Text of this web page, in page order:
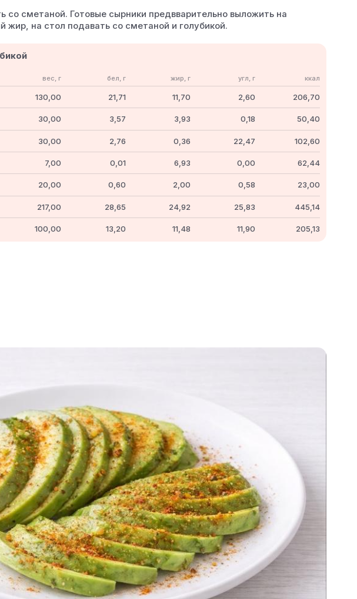
со сметаной. Готовые сырники предвварительно выложить на
жир, на стол подавать со сметаной и голубикой.
вес, г бел, г жир, г угл, г ккал
130,00 21,71 11,70 2,60 206,70
30,00 3,57 3,93 0,18 50,40
30,00 2,76 0,36 22,47 102,60
7,00 0,01 6,93 0,00 62,44
20,00 0,60 2,00 0,58 23,00
217,00 28,65 24,92 25,83 445,14
100,00 13,20 11,48 11,90 205,13